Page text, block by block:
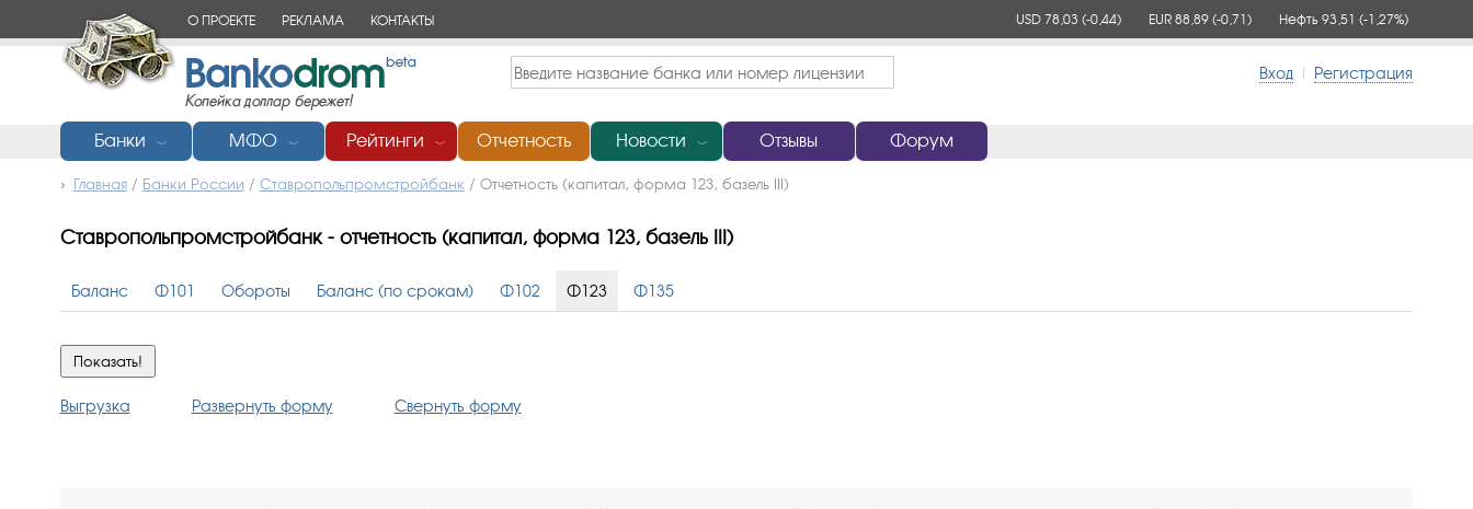
О ПРОЕКТЕ РЕКЛАМА КОНТАКТЫ USD 78,03 (-0,44) EUR 88,89 (-0,71) Нефть 93,51 (-1,27%)
Вход | Регистрация
Банки ﹀ МФО ﹀ Рейтинги ﹀ Отчетность Новости ﹀ Отзывы Форум
Главная/ Банки России / Ставропольпромстройбанк / Отчетность (капитал, форма 123, базель III)
Ставропольпромстройбанк - отчетность (капитал, форма 123, базель III)
Баланс Ф101 Обороты Баланс (по срокам) Ф102 Ф123 Ф135
Выгрузка Развернуть форму Свернуть форму